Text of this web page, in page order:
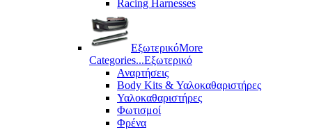
Racing Harnesses
ΕξωτερικόMore
Categories...Εξωτερικό
Αναρτήσεις
Body Kits & Υαλοκαθαριστήρες
Υαλοκαθαριστήρες
Φωτισμοί
Φρένα